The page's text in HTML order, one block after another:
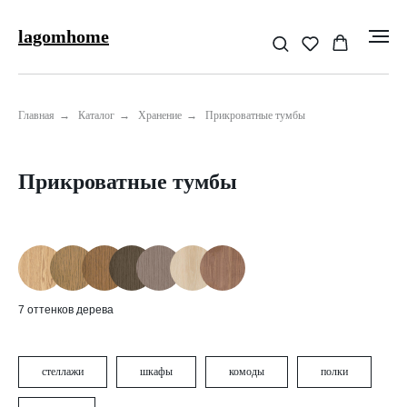
lagomhome
Главная → Каталог → Хранение → Прикроватные тумбы
Прикроватные тумбы
7 оттенков дерева
стеллажи шкафы комоды полки